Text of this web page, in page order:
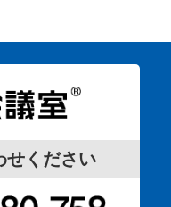
せください